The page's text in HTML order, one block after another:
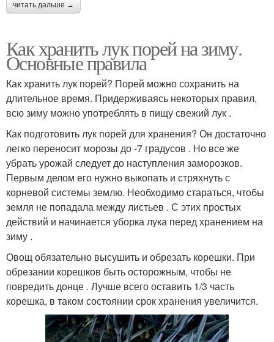
читать дальше →
Как хранить лук порей на зиму.
Основные правила
Как хранить лук порей? Порей можно сохранить на
длительное время. Придерживаясь некоторых правил,
всю зиму можно употреблять в пищу свежий лук .
Как подготовить лук порей для хранения? Он достаточно
легко переносит морозы до -7 градусов . Но все же
убрать урожай следует до наступления заморозков.
Первым делом его нужно выкопать и стряхнуть с
корневой системы землю. Необходимо стараться, чтобы
земля не попадала между листьев . С этих простых
действий и начинается уборка лука перед хранением на
зиму .
Овощ обязательно высушить и обрезать корешки. При
обрезании корешков быть осторожным, чтобы не
повредить донце . Лучше всего оставить 1/3 часть
корешка, в таком состоянии срок хранения увеличится.